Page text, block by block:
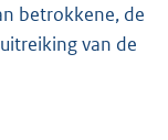
betrokkene, de
van de